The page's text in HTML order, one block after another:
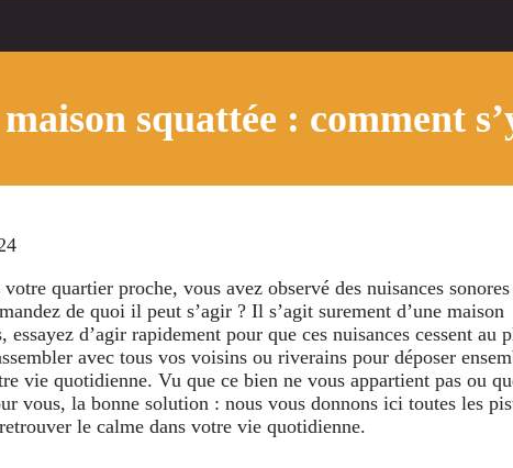
squattée : comment
quartier proche, vous avez observé des nuisances
de quoi il peut s’agir ? Il s’agit surement d’une maison
d’agir rapidement pour que ces nuisances cessent au
avec tous vos voisins ou riverains pour déposer
vie quotidienne. Vu que ce bien ne vous appartient pas ou
vous, la bonne solution : nous vous donnons ici toutes les
le calme dans votre vie quotidienne.